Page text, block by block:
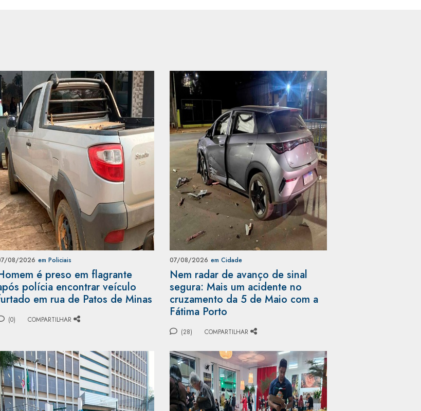
08/2026 em Policiais
é preso em flagrante
polícia encontrar veículo
em rua de Patos de Minas
(0) COMPARTILHAR
07/08/2026 em Cidade
Nem radar de avanço de sinal
segura: Mais um acidente no
cruzamento da 5 de Maio com a
Fátima Porto
(28) COMPARTILHAR